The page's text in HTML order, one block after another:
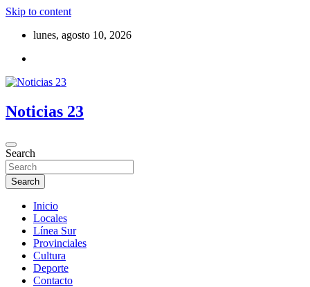
Skip to content
lunes, agosto 10, 2026
Noticias 23
Search
Search
Inicio
Locales
Línea Sur
Provinciales
Cultura
Deporte
Contacto